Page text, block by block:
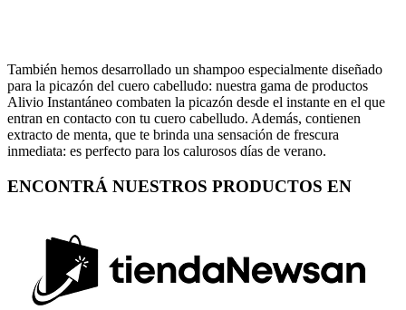
También hemos desarrollado un shampoo especialmente diseñado
para la picazón del cuero cabelludo: nuestra gama de productos
Alivio Instantáneo combaten la picazón desde el instante en el que
entran en contacto con tu cuero cabelludo. Además, contienen
extracto de menta, que te brinda una sensación de frescura
inmediata: es perfecto para los calurosos días de verano.
ENCONTRÁ NUESTROS PRODUCTOS EN